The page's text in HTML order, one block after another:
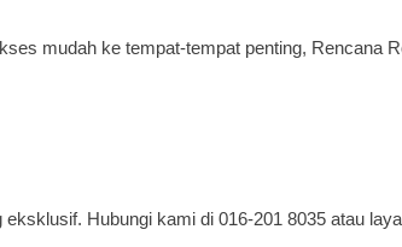
mudah ke tempat-tempat penting, Rencana
Hubungi kami di 016-201 8035 atau